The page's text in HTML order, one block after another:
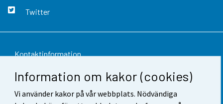
Information om kakor (cookies)
Vi använder kakor på vår webbplats. Nödvändiga
Twitter
Kontaktinformation
Respons
Användarvillkor